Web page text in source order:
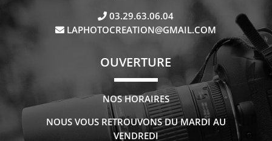
03.29.63.06.04
LAPHOTOCREATION@GMAIL.COM
OUVERTURE
NOS HORAIRES
NOUS VOUS RETROUVONS DU MARDI AU
VENDREDI